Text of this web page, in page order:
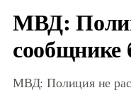
МВД:
сообщнике
МВД: Полиция не